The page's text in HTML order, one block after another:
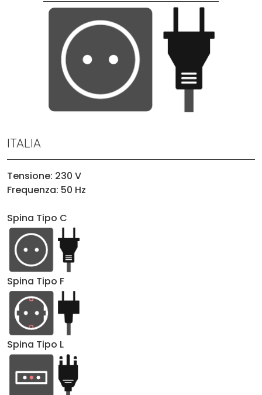
ITALIA
Tensione: 230 V
Frequenza: 50 Hz
Spina Tipo C
Spina Tipo F
Spina Tipo L